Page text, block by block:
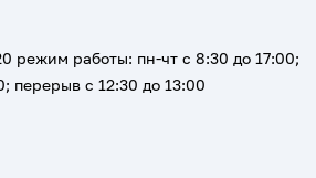
режим работы: пн-чт с 8:30 до 17:00;
перерыв с 12:30 до 13:00